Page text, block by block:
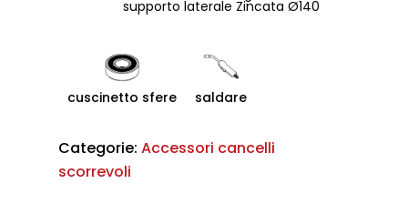
supporto laterale Zincata Ø140
cuscinetto sfere saldare
Categorie: Accessori cancelli
scorrevoli